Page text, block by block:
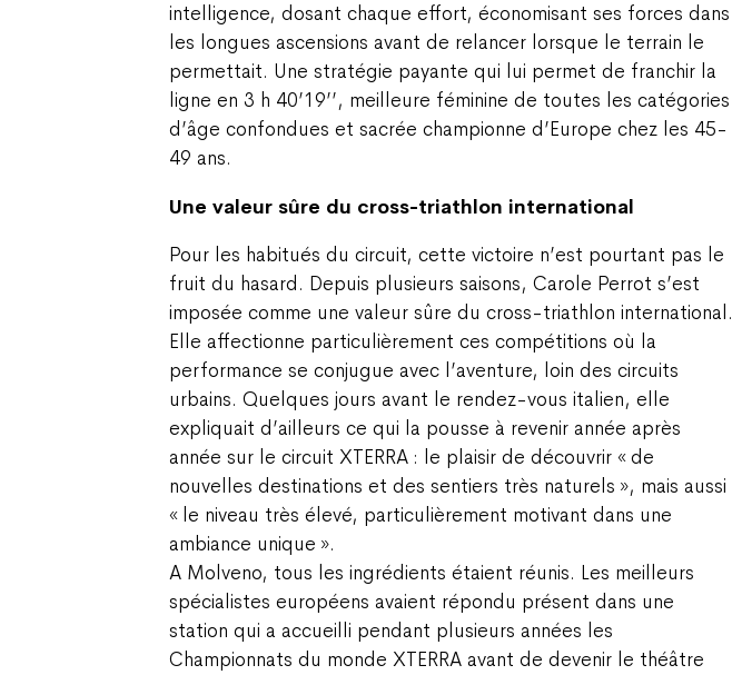
intelligence, dosant chaque effort, économisant ses forces dans
les longues ascensions avant de relancer lorsque le terrain le
permettait. Une stratégie payante qui lui permet de franchir la
ligne en 3 h 40’19’’, meilleure féminine de toutes les catégories
d’âge confondues et sacrée championne d’Europe chez les 45-
49 ans.
Une valeur sûre du cross-triathlon international
Pour les habitués du circuit, cette victoire n’est pourtant pas le
fruit du hasard. Depuis plusieurs saisons, Carole Perrot s’est
imposée comme une valeur sûre du cross-triathlon international.
Elle affectionne particulièrement ces compétitions où la
performance se conjugue avec l’aventure, loin des circuits
urbains. Quelques jours avant le rendez-vous italien, elle
expliquait d’ailleurs ce qui la pousse à revenir année après
année sur le circuit XTERRA : le plaisir de découvrir « de
nouvelles destinations et des sentiers très naturels », mais aussi
« le niveau très élevé, particulièrement motivant dans une
ambiance unique ».
A Molveno, tous les ingrédients étaient réunis. Les meilleurs
spécialistes européens avaient répondu présent dans une
station qui a accueilli pendant plusieurs années les
Championnats du monde XTERRA avant de devenir le théâtre